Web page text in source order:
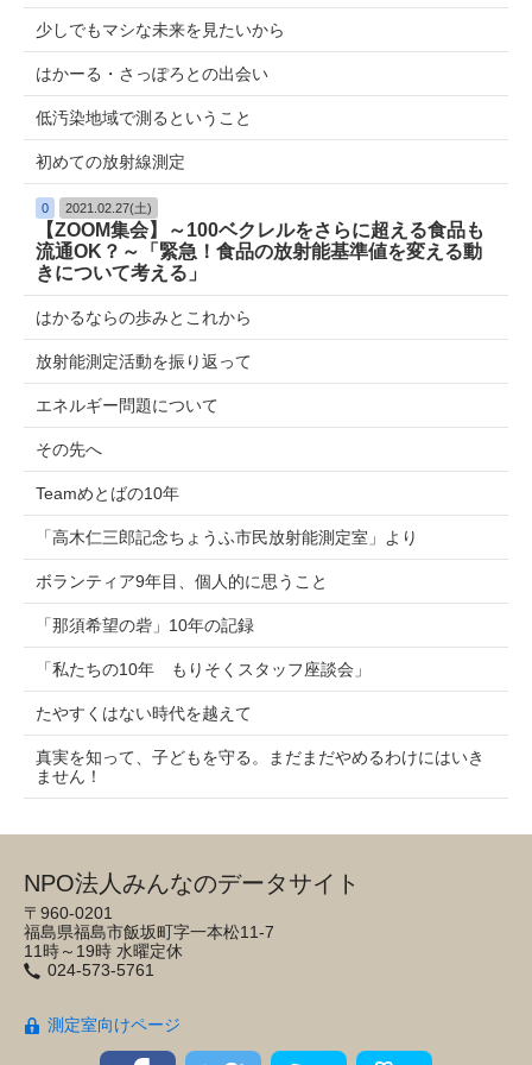
少しでもマシな未来を見たいから
はかーる・さっぽろとの出会い
低汚染地域で測るということ
初めての放射線測定
0 2021.02.27(土)
【ZOOM集会】～100ベクレルをさらに超える食品も
流通OK？～「緊急！食品の放射能基準値を変える動
きについて考える」
はかるならの歩みとこれから
放射能測定活動を振り返って
エネルギー問題について
その先へ
Teamめとばの10年
「高木仁三郎記念ちょうふ市民放射能測定室」より
ボランティア9年目、個人的に思うこと
「那須希望の砦」10年の記録
「私たちの10年 もりそくスタッフ座談会」
たやすくはない時代を越えて
真実を知って、子どもを守る。まだまだやめるわけにはいき
ません！
NPO法人みんなのデータサイト
〒960-0201
福島県福島市飯坂町字一本松11-7
11時～19時 水曜定休
024-573-5761
測定室向けページ